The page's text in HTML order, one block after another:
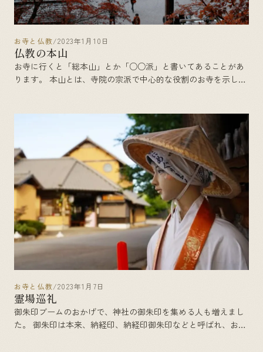
お寺と仏教/2023年1月10日
仏教の本山
お寺に行くと「総本山」とか「○○派」と書いてあることがあ
ります。 本山とは、寺院の宗派で中心的な役割のお寺を示しま
お寺と仏教/2023年1月7日
霊場巡礼
御朱印ブームのおかげで、神社の御朱印を集める人も増えまし
た。 御朱印は本来、納経印、納経印御朱印などと呼ばれ、お経